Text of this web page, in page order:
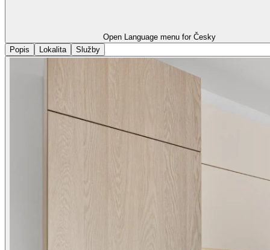
Open Language menu for Česky
Popis
Lokalita Služby